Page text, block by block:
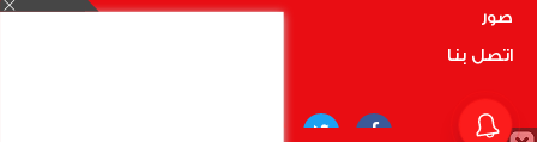
صور
اتصل بنا